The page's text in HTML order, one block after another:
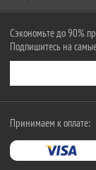
Сэкономьте до 90%
Подпишитесь на
Принимаем к оплате: